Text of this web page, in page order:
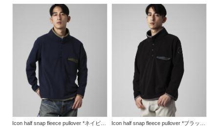
Icon half snap fleece pullover *ネイビー* Icon half snap fleece pullover *ブラック*